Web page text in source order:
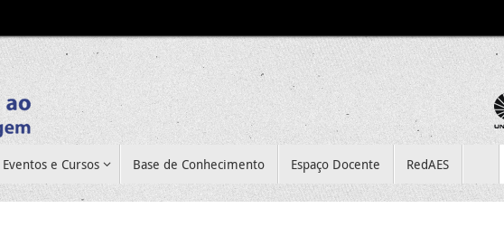
Eventos e Cursos Base de Conhecimento Espaço Docente RedAES